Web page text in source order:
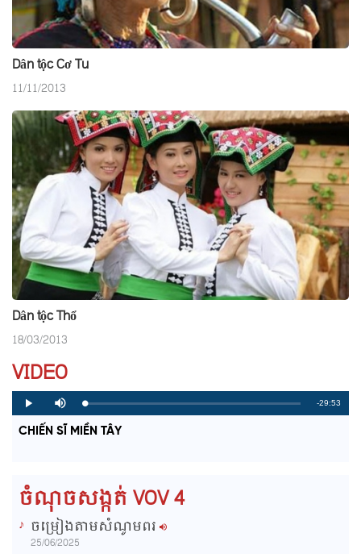
Dân tộc Cơ Tu
11/11/2013
Dân tộc Thổ
18/03/2013
VIDEO
P
l
y
M
u
e
L
o
a
d
P
r
o
g
R
-29:53
CHIẾN SĨ MIỀN TÂY
ចំណុចសង្កត់ VOV 4
ចម្រៀងតាមសំណូមពរ
25/06/2025